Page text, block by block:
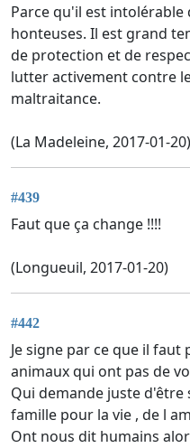
Parce qu'il est
honteuses. Il est grand
de protection et de
lutter activement contre
maltraitance.
(La Madeleine, 2017-01-20)
#439
Faut que ça change !!!!
(Longueuil, 2017-01-20)
#442
Je signe par ce que il
animaux qui ont pas de
Qui demande juste d'être
famille pour la vie , de l
Ont nous dit humains